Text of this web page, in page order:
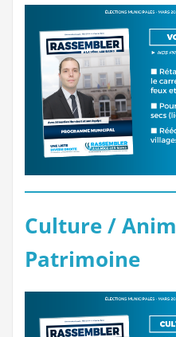
Culture /
Patrimoine